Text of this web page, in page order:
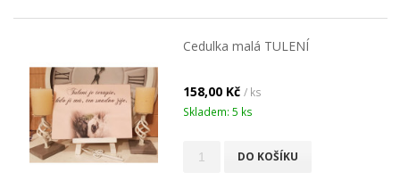
Cedulka malá TULENÍ
158,00 Kč / ks
Skladem: 5 ks
DO KOŠÍKU